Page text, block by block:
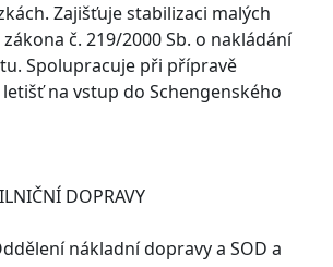
Zajišťuje stabilizaci malých
č. 219/2000 Sb. o nakládání
Spolupracuje při přípravě
na vstup do Schengenského
DOPRAVY
nákladní dopravy a SOD a